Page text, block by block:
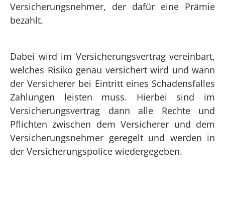
Versicherungsnehmer, der dafür eine Prämie
bezahlt.
Dabei wird im Versicherungsvertrag vereinbart,
welches Risiko genau versichert wird und wann
der Versicherer bei Eintritt eines Schadensfalles
Zahlungen leisten muss. Hierbei sind im
Versicherungsvertrag dann alle Rechte und
Pflichten zwischen dem Versicherer und dem
Versicherungsnehmer geregelt und werden in
der Versicherungspolice wiedergegeben.